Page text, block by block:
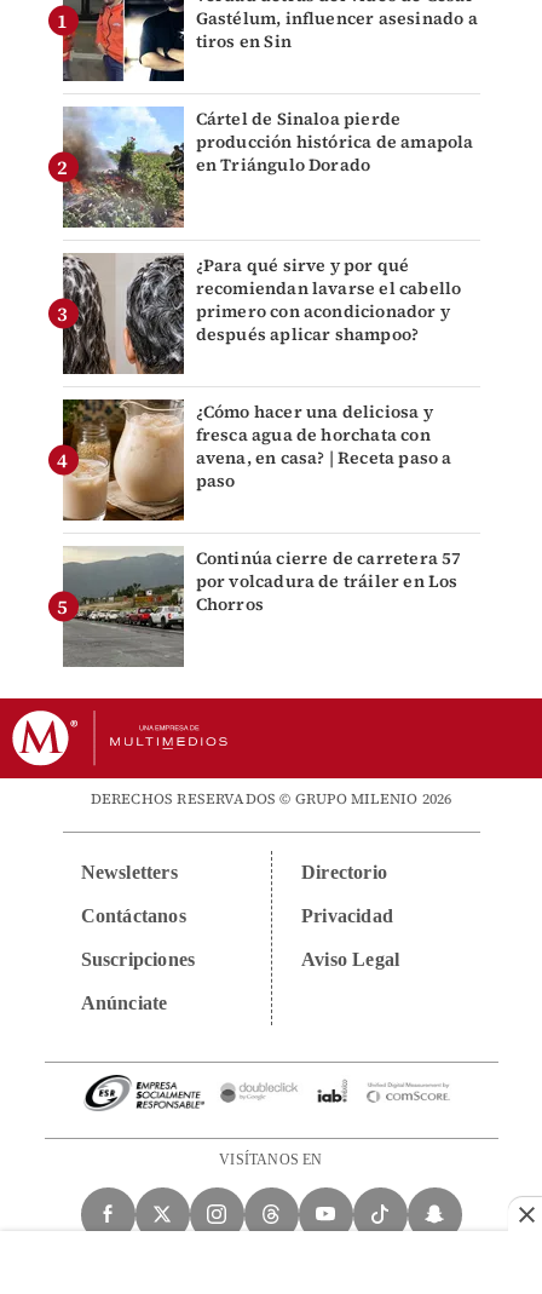
Gastélum, influencer asesinado a
tiros en Sin
Cártel de Sinaloa pierde
producción histórica de amapola
en Triángulo Dorado
¿Para qué sirve y por qué
recomiendan lavarse el cabello
primero con acondicionador y
después aplicar shampoo?
¿Cómo hacer una deliciosa y
fresca agua de horchata con
avena, en casa? | Receta paso a
paso
Continúa cierre de carretera 57
por volcadura de tráiler en Los
Chorros
DERECHOS RESERVADOS © GRUPO MILENIO 2026
Newsletters
Contáctanos
Suscripciones
Anúnciate
Directorio
Privacidad
Aviso Legal
VISÍTANOS EN